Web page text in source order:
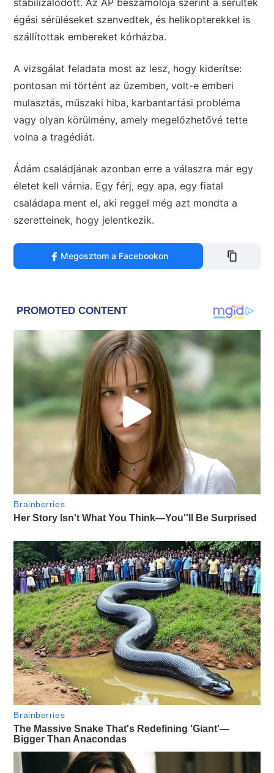
stabilizálódott. Az AP beszámolója szerint a sérültek
égési sérüléseket szenvedtek, és helikopterekkel is
szállítottak embereket kórházba.
A vizsgálat feladata most az lesz, hogy kiderítse:
pontosan mi történt az üzemben, volt-e emberi
mulasztás, műszaki hiba, karbantartási probléma
vagy olyan körülmény, amely megelőzhetővé tette
volna a tragédiát.
Ádám családjának azonban erre a válaszra már egy
életet kell várnia. Egy férj, egy apa, egy fiatal
családapa ment el, aki reggel még azt mondta a
szeretteinek, hogy jelentkezik.
Megosztom a Facebookon